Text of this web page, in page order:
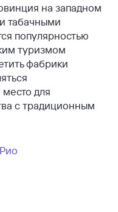
на западном
табачными
популярностью
туризмом
фабрики
для
с традиционным